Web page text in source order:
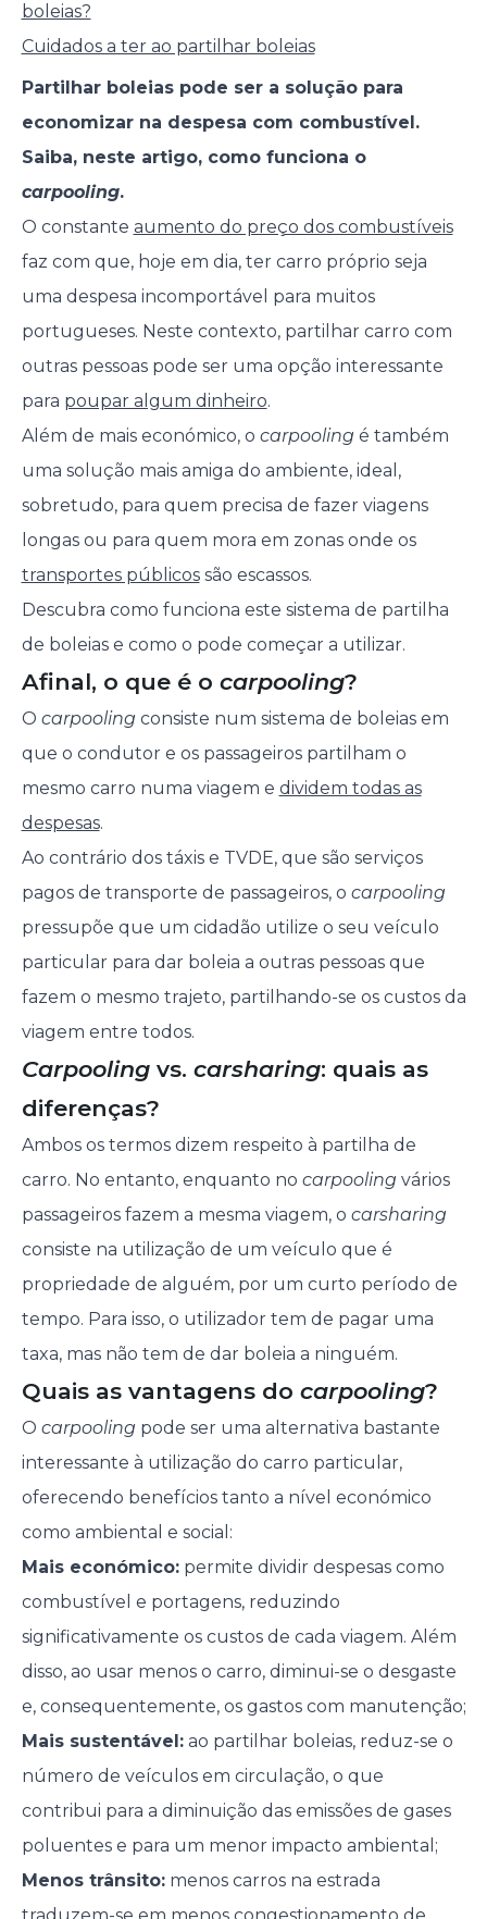
boleias?
Cuidados a ter ao partilhar boleias
Partilhar boleias pode ser a solução para
economizar na despesa com combustível.
Saiba, neste artigo, como funciona o
carpooling.
O constante aumento do preço dos combustíveis
faz com que, hoje em dia, ter carro próprio seja
uma despesa incomportável para muitos
portugueses. Neste contexto, partilhar carro com
outras pessoas pode ser uma opção interessante
para poupar algum dinheiro.
Além de mais económico, o carpoolingé também
uma solução mais amiga do ambiente, ideal,
sobretudo, para quem precisa de fazer viagens
longas ou para quem mora em zonas onde os
transportes públicossão escassos.
Descubra como funciona este sistema de partilha
de boleias e como o pode começar a utilizar.
Afinal, o que é o carpooling?
O carpoolingconsiste num sistema de boleias em
que o condutor e os passageiros partilham o
mesmo carro numa viagem e dividem todas as
despesas.
Ao contrário dos táxis e TVDE, que são serviços
pagos de transporte de passageiros, o carpooling
pressupõe que um cidadão utilize o seu veículo
particular para dar boleia a outras pessoas que
fazem o mesmo trajeto, partilhando-se os custos da
viagem entre todos.
Carpoolingvs. carsharing: quais as
diferenças?
Ambos os termos dizem respeito à partilha de
carro. No entanto, enquanto no carpoolingvários
passageiros fazem a mesma viagem, o carsharing
consiste na utilização de um veículo que é
propriedade de alguém, por um curto período de
tempo. Para isso, o utilizador tem de pagar uma
taxa, mas não tem de dar boleia a ninguém.
Quais as vantagens do carpooling?
O carpoolingpode ser uma alternativa bastante
interessante à utilização do carro particular,
oferecendo benefícios tanto a nível económico
como ambiental e social:
Mais económico:permite dividir despesas como
combustível e portagens, reduzindo
significativamente os custos de cada viagem. Além
disso, ao usar menos o carro, diminui-se o desgaste
e, consequentemente, os gastos com manutenção;
Mais sustentável:ao partilhar boleias, reduz-se o
número de veículos em circulação, o que
contribui para a diminuição das emissões de gases
poluentes e para um menor impacto ambiental;
Menos trânsito:menos carros na estrada